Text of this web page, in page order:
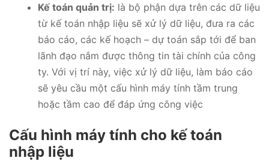
Kế toán quản trị: là bộ phận dựa trên các dữ liệu
từ kế toán nhập liệu sẽ xử lý dữ liệu, đưa ra các
báo cáo, các kế hoạch – dự toán sắp tới để ban
lãnh đạo nắm được thông tin tài chính của công
ty. Với vị trí này, việc xử lý dữ liệu, làm báo cáo
sẽ yêu cầu một cấu hình máy tính tầm trung
hoặc tầm cao để đáp ứng công việc
Cấu hình máy tính cho kế toán
nhập liệu